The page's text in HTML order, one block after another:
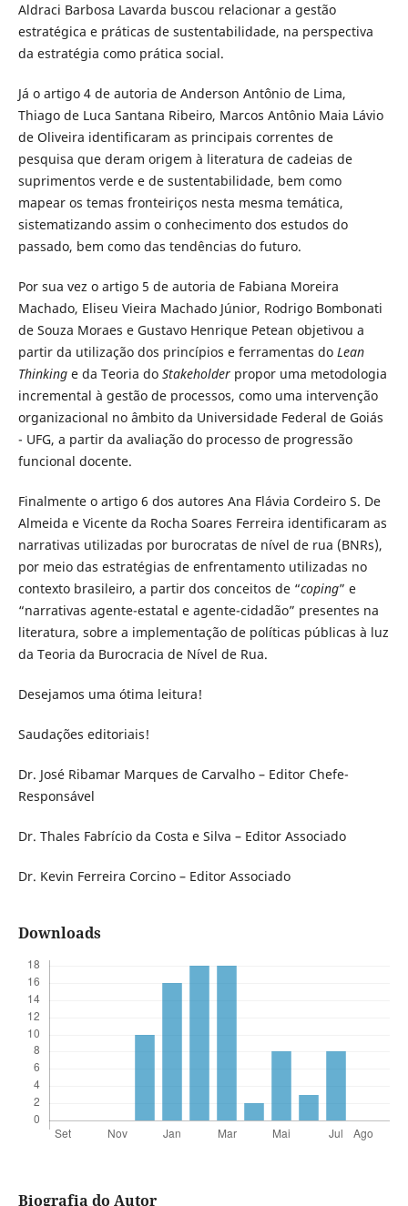
Aldraci Barbosa Lavarda buscou relacionar a gestão
estratégica e práticas de sustentabilidade, na perspectiva
da estratégia como prática social.
Já o artigo 4 de autoria de Anderson Antônio de Lima,
Thiago de Luca Santana Ribeiro, Marcos Antônio Maia Lávio
de Oliveira identificaram as principais correntes de
pesquisa que deram origem à literatura de cadeias de
suprimentos verde e de sustentabilidade, bem como
mapear os temas fronteiriços nesta mesma temática,
sistematizando assim o conhecimento dos estudos do
passado, bem como das tendências do futuro.
Por sua vez o artigo 5 de autoria de Fabiana Moreira
Machado, Eliseu Vieira Machado Júnior, Rodrigo Bombonati
de Souza Moraes e Gustavo Henrique Petean objetivou a
partir da utilização dos princípios e ferramentas do Lean
Thinking e da Teoria do Stakeholder propor uma metodologia
incremental à gestão de processos, como uma intervenção
organizacional no âmbito da Universidade Federal de Goiás
- UFG, a partir da avaliação do processo de progressão
funcional docente.
Finalmente o artigo 6 dos autores Ana Flávia Cordeiro S. De
Almeida e Vicente da Rocha Soares Ferreira identificaram as
narrativas utilizadas por burocratas de nível de rua (BNRs),
por meio das estratégias de enfrentamento utilizadas no
contexto brasileiro, a partir dos conceitos de “coping” e
“narrativas agente-estatal e agente-cidadão” presentes na
literatura, sobre a implementação de políticas públicas à luz
da Teoria da Burocracia de Nível de Rua.
Desejamos uma ótima leitura!
Saudações editoriais!
Dr. José Ribamar Marques de Carvalho – Editor Chefe-
Responsável
Dr. Thales Fabrício da Costa e Silva – Editor Associado
Dr. Kevin Ferreira Corcino – Editor Associado
Downloads
Biografia do Autor